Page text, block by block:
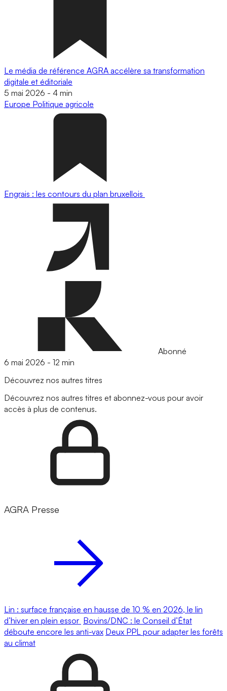
Le média de référence AGRA accélère sa transformation
digitale et éditoriale
5 mai 2026 - 4 min
Europe Politique agricole
Engrais : les contours du plan bruxellois
Abonné
6 mai 2026 - 12 min
Découvrez nos autres titres
Découvrez nos autres titres et abonnez-vous pour avoir
accès à plus de contenus.
AGRA Presse
Lin : surface française en hausse de 10 % en 2026, le lin
d’hiver en plein essor Bovins/DNC : le Conseil d’État
déboute encore les anti-vax Deux PPL pour adapter les forêts
au climat